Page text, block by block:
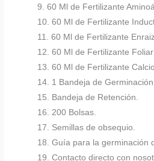
9. 60 Ml de Fertilizante
10. 60 Ml de Fertilizante
11. 60 Ml de Fertilizante
12. 60 Ml de Fertilizante Foliar
13. 60 Ml de Fertilizante Calcio.
14. 1 Bandeja de Germinación.
15. Bandeja de Retención.
16. 200 Bolsas.
17. Semillas de obsequio.
18. Guía para la germinación
19. Contacto directo con